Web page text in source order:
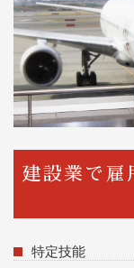
建設業で
特定技能